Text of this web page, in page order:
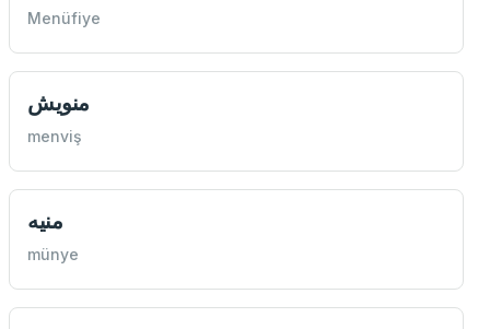
Menüfiye
منويش
menviş
منيه
münye